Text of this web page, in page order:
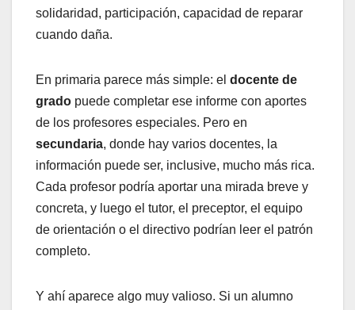
solidaridad, participación, capacidad de reparar
cuando daña.
En primaria parece más simple: el docente de
grado puede completar ese informe con aportes
de los profesores especiales. Pero en
secundaria, donde hay varios docentes, la
información puede ser, inclusive, mucho más rica.
Cada profesor podría aportar una mirada breve y
concreta, y luego el tutor, el preceptor, el equipo
de orientación o el directivo podrían leer el patrón
completo.
Y ahí aparece algo muy valioso. Si un alumno